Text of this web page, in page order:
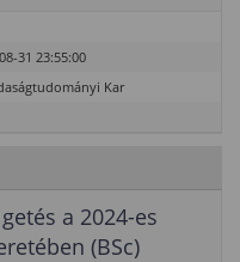
31 23:55:00
Kar
a 2024-es
(BSc)